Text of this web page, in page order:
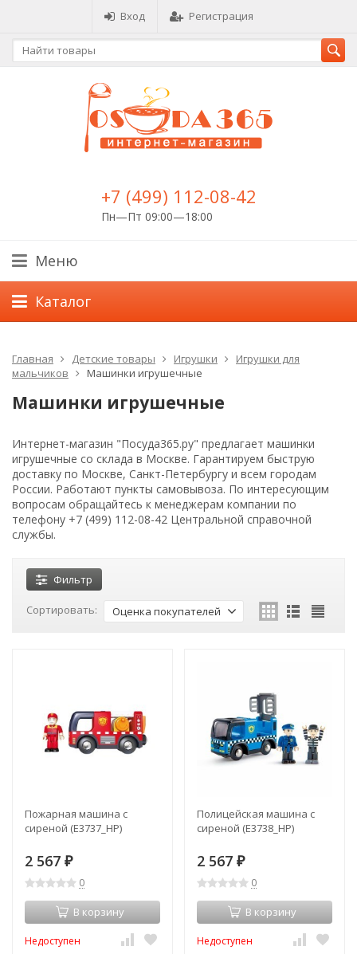
Вход Регистрация
+7 (499) 112-08-42
Пн—Пт 09:00—18:00
Меню
Каталог
Главная Детские товары Игрушки
Игрушки для
мальчиков
Машинки игрушечные
Машинки игрушечные
Интернет-магазин "Посуда365.ру" предлагает машинки
игрушечные со склада в Москве. Гарантируем быструю
доставку по Москве, Санкт-Петербургу и всем городам
России. Работают пункты самовывоза. По интересующим
вопросам обращайтесь к менеджерам компании по
телефону +7 (499) 112-08-42 Центральной справочной
службы.
Фильтр
Сортировать: Оценка покупателей
Пожарная машина с
сиреной (E3737_HP)
2 567 ₽
0
В корзину
Недоступен
Полицейская машина с
сиреной (E3738_HP)
2 567 ₽
0
В корзину
Недоступен